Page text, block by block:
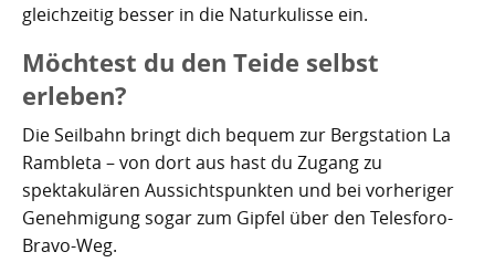
gleichzeitig besser in die Naturkulisse ein.
Möchtest du den Teide selbst
erleben?
Die Seilbahn bringt dich bequem zur Bergstation La
Rambleta – von dort aus hast du Zugang zu
spektakulären Aussichtspunkten und bei vorheriger
Genehmigung sogar zum Gipfel über den Telesforo-
Bravo-Weg.